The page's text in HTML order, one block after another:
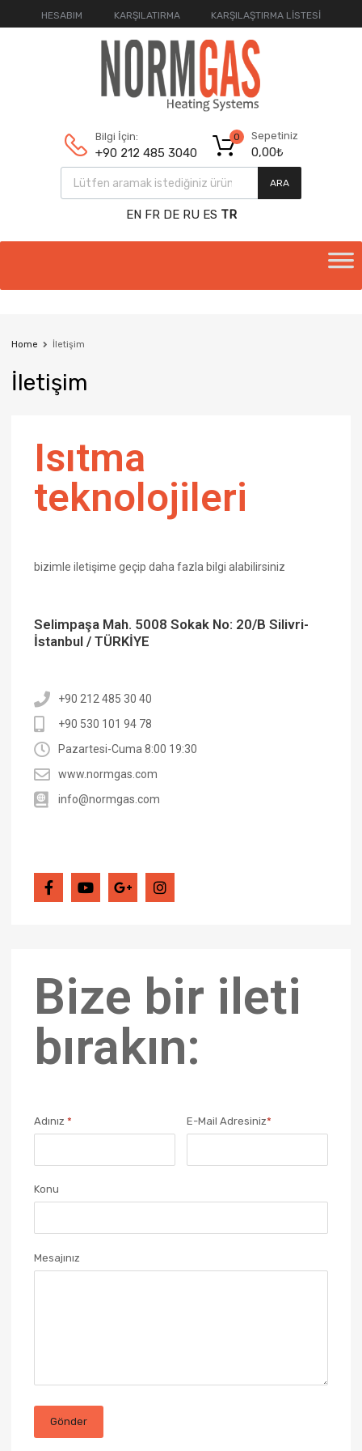
HESABIM KARŞILATIRMA KARŞILAŞTIRMA LİSTESİ
Bilgi İçin:
+90 212 485 3040
Sepetiniz
0,00₺
0
ARA
EN FR DE RU ES TR
Home İletişim
İletişim
Isıtma
teknolojileri
bizimle iletişime geçip daha fazla bilgi alabilirsiniz
Selimpaşa Mah. 5008 Sokak No: 20/B Silivri-
İstanbul / TÜRKİYE
+90 212 485 30 40
+90 530 101 94 78
Pazartesi-Cuma 8:00 19:30
www.normgas.com
info@normgas.com
Bize bir ileti
bırakın:
Adınız * E-Mail Adresiniz*
Konu
Mesajınız